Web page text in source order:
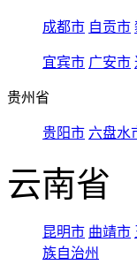
成都市 自贡市
宜宾市 广安市
贵州省
贵阳市 六盘水
云南省
昆明市 曲靖市
族自治州